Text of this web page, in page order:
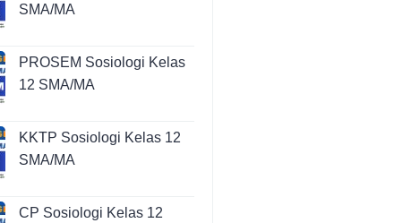
SMA/MA
PROSEM Sosiologi Kelas
12 SMA/MA
KKTP Sosiologi Kelas 12
SMA/MA
CP Sosiologi Kelas 12